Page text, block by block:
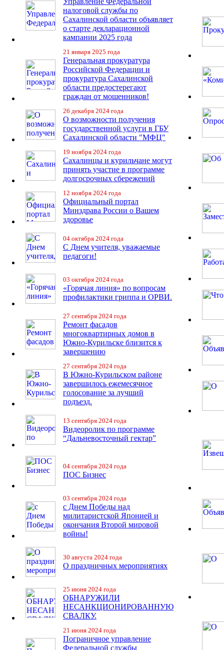
налоговой службы по
Сахалинской области объявляет
о старте декларационной
кампании 2025 года
21 января 2025 года
Генеральная прокуратура
Российской Федерации и
прокуратура Сахалинской
области предостерегают
граждан от мошенников!
26 декабря 2024 года
О возможности получения
государственной услуги в ГБУ
Сахалинской области "МФЦ"
19 ноября 2024 года
Сахалинцы и курильчане могут
принять участие в программе
долгосрочных сбережений
12 ноября 2024 года
Официальный портал
Минздрава России о Вашем
здоровье
04 октября 2024 года
С Днем учителя, уважаемые
педагоги!
03 октября 2024 года
«Горячая линия» по вопросам
профилактики гриппа и ОРВИ.
27 сентября 2024 года
Ремонт фасадов
многоквартирных домов в
Южно-Курильске близится к
завершению
27 сентября 2024 года
В Южно-Курильском районе
завершилось ежемесячное
голосование за лучший
подъезд.
13 сентября 2024 года
Видеоролик по программе
“Дальневосточный гектар”
04 сентября 2024 года
ПОС Бизнес
03 сентября 2024 года
с Днем Победы над
милитаристской Японией и
окончания Второй мировой
войны!
30 августа 2024 года
О праздничных мероприятиях
25 июня 2024 года
ОБНАРУЖИЛИ
НЕСАНКЦИОНИРОВАННУЮ
СВАЛКУ.
21 июня 2024 года
Пограничное управление
Федеральной службы